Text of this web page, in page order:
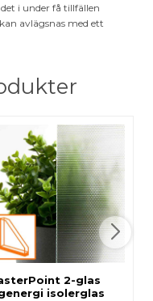
i under få tillfällen
avlägsnas med ett
2-glas
isolerglas